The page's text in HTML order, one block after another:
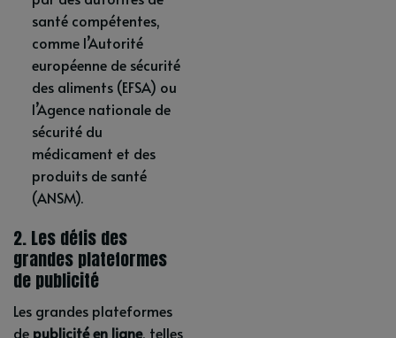
santé compétentes,
comme l’Autorité
européenne de sécurité
des aliments (EFSA) ou
l’Agence nationale de
sécurité du
médicament et des
produits de santé
(ANSM).
2. Les défis des
grandes plateformes
de publicité
Les grandes plateformes
de publicité en ligne, telles